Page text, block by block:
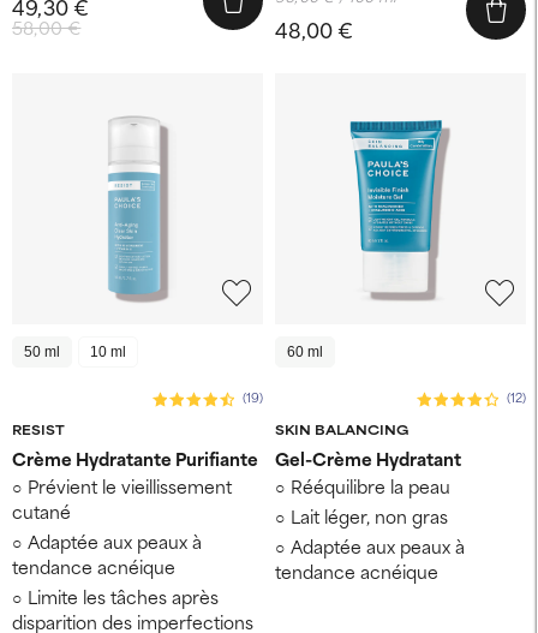
58,00 € 48,00 €
50 ml 10 ml
RESIST
(19)
Crème Hydratante Purifiante
Prévient le vieillissement
cutané
Adaptée aux peaux à
tendance acnéique
Limite les tâches après
disparition des imperfections
60 ml
SKIN BALANCING
(12)
Gel-Crème Hydratant
Rééquilibre la peau
Lait léger, non gras
Adaptée aux peaux à
tendance acnéique